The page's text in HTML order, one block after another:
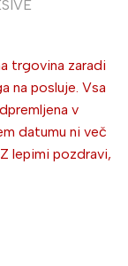
trgovina zaradi
na posluje. Vsa
v
datumu ni več
lepimi pozdravi,